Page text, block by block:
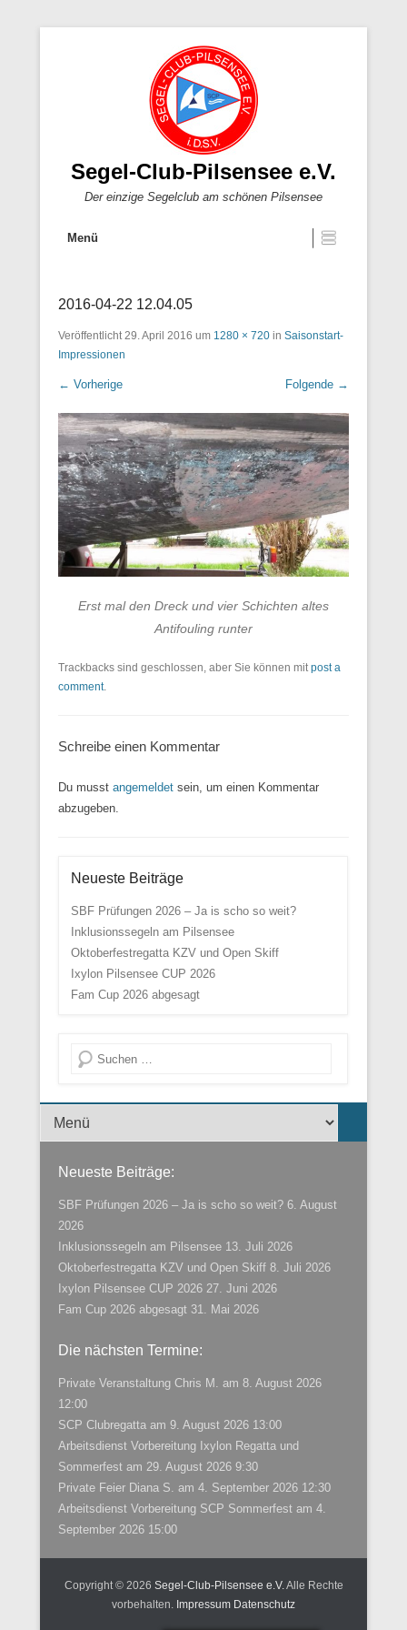
Segel-Club-Pilsensee e.V.
Der einzige Segelclub am schönen Pilsensee
Menü
2016-04-22 12.04.05
Veröffentlicht29. April 2016 um 1280 × 720 in Saisonstart-
Impressionen
← Vorherige Folgende →
Erst mal den Dreck und vier Schichten altes
Antifouling runter
Trackbacks sind geschlossen, aber Sie können mitpost a
comment.
Schreibe einen Kommentar
Du musst angemeldet sein, um einen Kommentar
abzugeben.
Neueste Beiträge
SBF Prüfungen 2026 – Ja is scho so weit?
Inklusionssegeln am Pilsensee
Oktoberfestregatta KZV und Open Skiff
Ixylon Pilsensee CUP 2026
Fam Cup 2026 abgesagt
Suche
Menü der Fußzeile
Neueste Beiträge:
SBF Prüfungen 2026 – Ja is scho so weit? 6. August
2026
Inklusionssegeln am Pilsensee 13. Juli 2026
Oktoberfestregatta KZV und Open Skiff 8. Juli 2026
Ixylon Pilsensee CUP 2026 27. Juni 2026
Fam Cup 2026 abgesagt 31. Mai 2026
Die nächsten Termine:
Private Veranstaltung Chris M. am 8. August 2026
12:00
SCP Clubregatta am 9. August 2026 13:00
Arbeitsdienst Vorbereitung Ixylon Regatta und
Sommerfest am 29. August 2026 9:30
Private Feier Diana S. am 4. September 2026 12:30
Arbeitsdienst Vorbereitung SCP Sommerfest am 4.
September 2026 15:00
Copyright © 2026 Segel-Club-Pilsensee e.V.Alle Rechte
vorbehalten. Impressum Datenschutz